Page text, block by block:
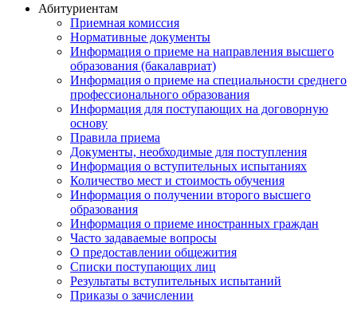
Абитуриентам
Приемная комиссия
Нормативные документы
Информация о приеме на направления высшего
образования (бакалавриат)
Информация о приеме на специальности среднего
профессионального образования
Информация для поступающих на договорную
основу
Правила приема
Документы, необходимые для поступления
Информация о вступительных испытаниях
Количество мест и стоимость обучения
Информация о получении второго высшего
образования
Информация о приеме иностранных граждан
Часто задаваемые вопросы
О предоставлении общежития
Списки поступающих лиц
Результаты вступительных испытаний
Приказы о зачислении